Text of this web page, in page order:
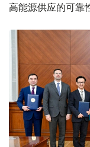
高能源供应的可靠